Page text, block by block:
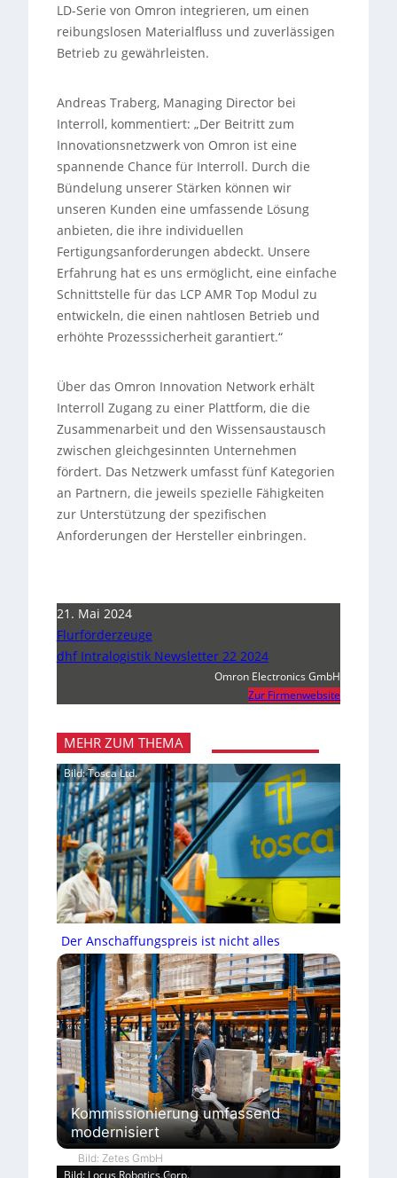
LD-Serie von Omron integrieren, um einen
reibungslosen Materialfluss und zuverlässigen
Betrieb zu gewährleisten.
Andreas Traberg, Managing Director bei
Interroll, kommentiert: „Der Beitritt zum
Innovationsnetzwerk von Omron ist eine
spannende Chance für Interroll. Durch die
Bündelung unserer Stärken können wir
unseren Kunden eine umfassende Lösung
anbieten, die ihre individuellen
Fertigungsanforderungen abdeckt. Unsere
Erfahrung hat es uns ermöglicht, eine einfache
Schnittstelle für das LCP AMR Top Modul zu
entwickeln, die einen nahtlosen Betrieb und
erhöhte Prozesssicherheit garantiert.“
Über das Omron Innovation Network erhält
Interroll Zugang zu einer Plattform, die die
Zusammenarbeit und den Wissensaustausch
zwischen gleichgesinnten Unternehmen
fördert. Das Netzwerk umfasst fünf Kategorien
an Partnern, die jeweils spezielle Fähigkeiten
zur Unterstützung der spezifischen
Anforderungen der Hersteller einbringen.
21. Mai 2024
Flurförderzeuge
dhf Intralogistik Newsletter 22 2024
Omron Electronics GmbH
Zur Firmenwebsite
MEHR ZUM THEMA
Bild: Tosca Ltd.
Der Anschaffungspreis ist nicht alles
Kommissionierung umfassend
modernisiert
Bild: Zetes GmbH
Bild: Locus Robotics Corp.